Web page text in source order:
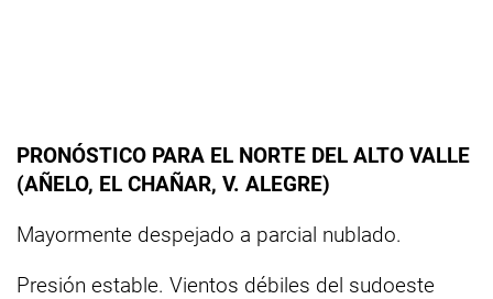
PRONÓSTICO PARA EL NORTE DEL ALTO VALLE
(AÑELO, EL CHAÑAR, V. ALEGRE)
Mayormente despejado a parcial nublado.
Presión estable. Vientos débiles del sudoeste